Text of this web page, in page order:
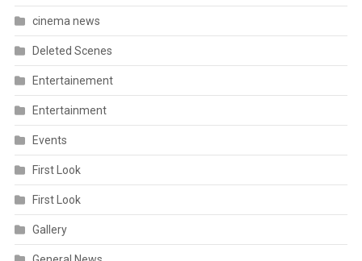
cinema news
Deleted Scenes
Entertainement
Entertainment
Events
First Look
First Look
Gallery